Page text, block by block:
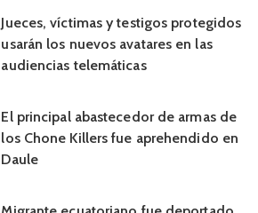
Jueces, víctimas y testigos protegidos
usarán los nuevos avatares en las
audiencias telemáticas
El principal abastecedor de armas de
los Chone Killers fue aprehendido en
Daule